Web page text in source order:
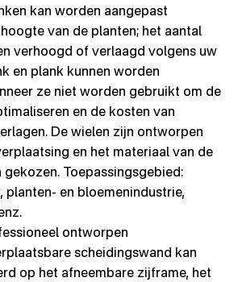
kan worden aangepast
van de planten; het aantal
verhoogd of verlaagd volgens uw
en plank kunnen worden
ze niet worden gebruikt om de
en de kosten van
De wielen zijn ontworpen
en het materiaal van de
Toepassingsgebied:
planten- en bloemenindustrie,
ontworpen
scheidingswand kan
op het afneembare zijframe, het